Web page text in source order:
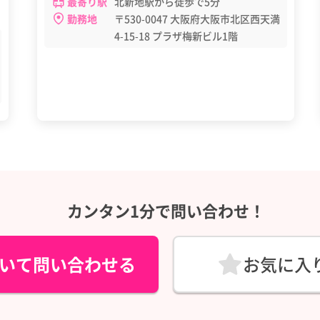
勤務地
〒530-0047 大阪府大阪市北区西天満
4-15-18 プラザ梅新ビル1階
カンタン1分で問い合わせ！
て問い合わせる お気に入